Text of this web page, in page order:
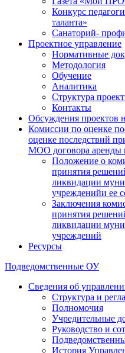
Конкурс
таланта»
Санаторий-
Проектное управление
Нормативные
Методология
Обучение
Аналитика
Структура
Контакты
Обсуждения проектов
Комиссии по оценке
оценке последствий
МОО договора аренды
Положение о
принятия
ликвидации
учрежденийи ее
Заключения
принятия
ликвидации
учреждений
Ресурсы
Подведомственные ОУ
Сведения об
Структура и
Полномочия
Учредительные
Руководство и
История